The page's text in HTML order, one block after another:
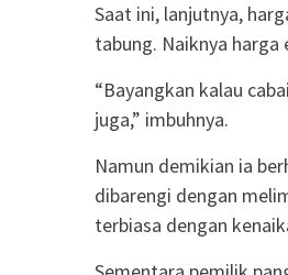
Saat ini, lanjutnya,
tabung. Naiknya
“Bayangkan kalau
juga,” imbuhnya.
Namun demikian ia
dibarengi dengan
terbiasa dengan